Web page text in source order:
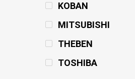
KOBAN
MITSUBISHI
THEBEN
TOSHIBA